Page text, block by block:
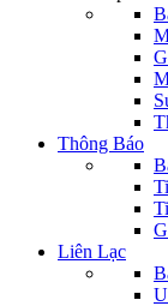
Thông Báo
Liên Lạc